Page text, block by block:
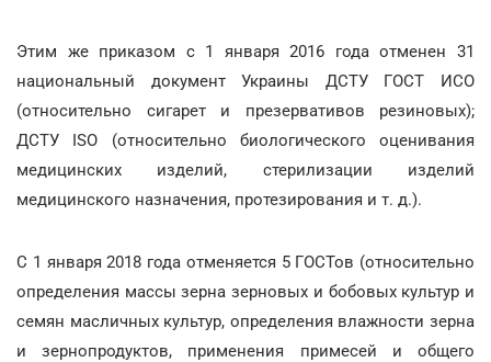
Этим же приказом с 1 января 2016 года отменен 31
национальный документ Украины ДСТУ ГОСТ ИСО
(относительно сигарет и презервативов резиновых);
ДСТУ ISO (относительно биологического оценивания
медицинских изделий, стерилизации изделий
медицинского назначения, протезирования и т. д.).
С 1 января 2018 года отменяется 5 ГОСТов (относительно
определения массы зерна зерновых и бобовых культур и
семян масличных культур, определения влажности зерна
и зернопродуктов, применения примесей и общего